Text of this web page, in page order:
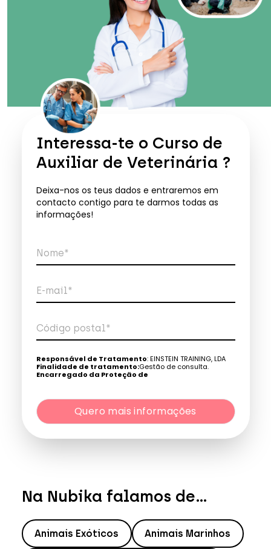
Interessa-te o Curso de
Auxiliar de Veterinária ?
Deixa-nos os teus dados e entraremos em
contacto contigo para te darmos todas as
informações!
Nome*
E-mail*
Telefone*
Código postal*
Responsável de Tratamento: EINSTEIN TRAINING, LDA
Finalidade de tratamento:Gestão de consulta.
Encarregado da Proteção de
por obrigação legal. / Direitos: aceder, retificar e excluir os
dados, bem como outros direitos, conforme o explicito na
Política de Privacidade.
Quero mais informações
Na Nubika falamos de...
Animais Exóticos Animais Marinhos